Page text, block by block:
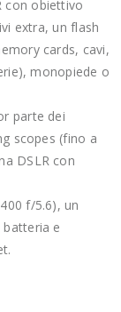
con obiettivo
extra, un flash
cards, cavi,
monopiede o
parte dei
scopes (fino a
DSLR con
f/5.6), un
e